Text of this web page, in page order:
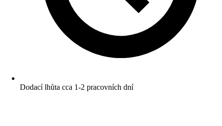
Dodací lhůta cca 1-2 pracovních dní